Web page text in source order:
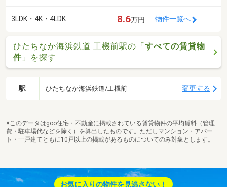
3LDK・4K・4LDK 8.6万円 物件一覧へ
ひたちなか海浜鉄道 工機前駅の「すべての賃貸物
件 」を探す
駅 ひたちなか海浜鉄道/工機前 変更する
※このデータはgoo住宅・不動産に掲載されている賃貸物件の平均賃料（管理
費・駐車場代などを除く）を算出したものです。ただしマンション・アパー
ト・一戸建てともに10戸以上の掲載があるものについてのみ対象とします。
お気に入りの物件を見逃さない！